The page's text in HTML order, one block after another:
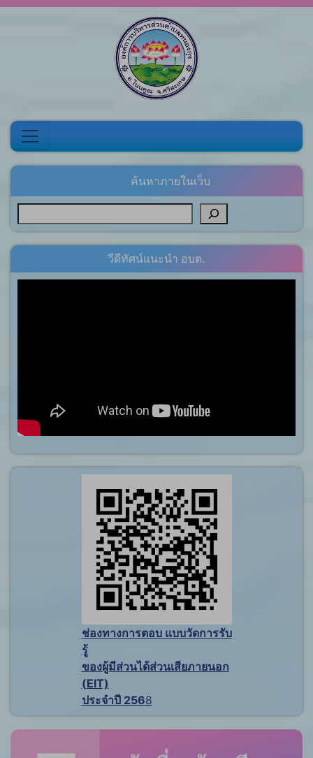
ค้นหาภายในเว็บ
วีดีทัศน์แนะนำ อบต.
ช่องทางการตอบ แบบวัดการรับ
รู้
ของผู้มีส่วนได้ส่วนเสียภายนอก
(EIT)
ประจำปี 2568